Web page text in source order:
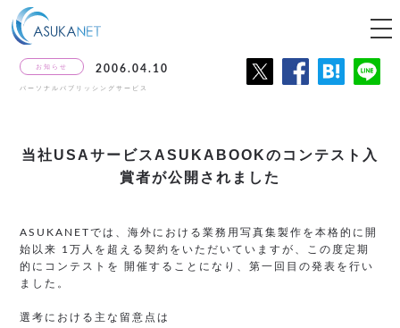
お知らせ 2006.04.10
パーソナルパブリッシングサービス
当社USAサービスASUKABOOKの コンテスト入
賞者が公開されました
ASUKANETでは、海外における業務用写真集製作を本格的に開
始以来 1万人を超える契約をいただいていますが、この度定期
的にコンテストを 開催することになり、第一回目の発表を行い
ました。
選考における主な留意点は